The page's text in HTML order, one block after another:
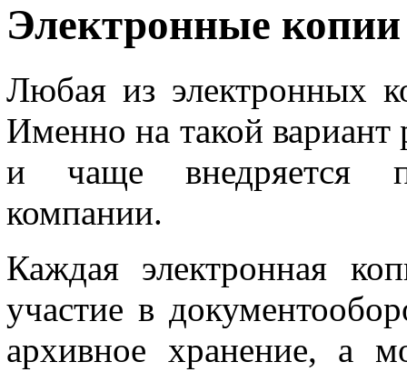
Электронные копии
Любая из электронных
Именно на такой
и чаще внедряется
компании.
Каждая электронная
участие в
архивное хранение, а